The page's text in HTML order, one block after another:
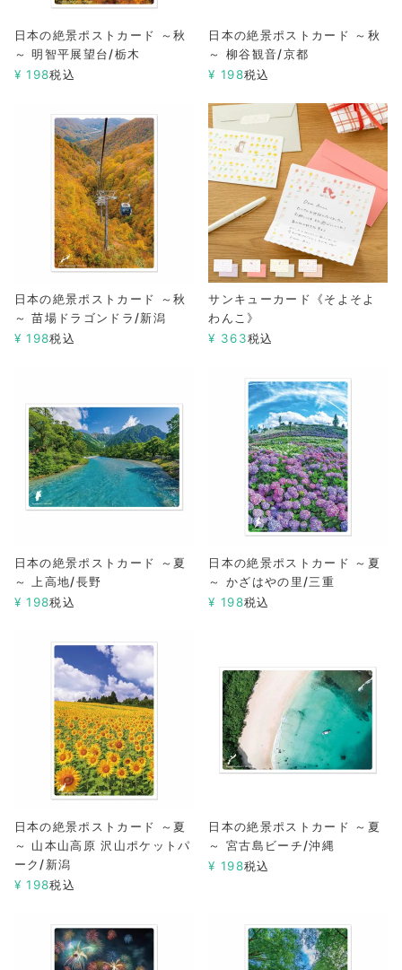
日本の絶景ポストカード ～秋
～ 明智平展望台/栃木
¥ 198税込
日本の絶景ポストカード ～秋
～ 柳谷観音/京都
¥ 198税込
日本の絶景ポストカード ～秋
～ 苗場ドラゴンドラ/新潟
¥ 198税込
サンキューカード《そよそよ
わんこ》
¥ 363税込
日本の絶景ポストカード ～夏
～ 上高地/長野
¥ 198税込
日本の絶景ポストカード ～夏
～ かざはやの里/三重
¥ 198税込
日本の絶景ポストカード ～夏
～ 山本山高原 沢山ポケットパ
ーク/新潟
¥ 198税込
日本の絶景ポストカード ～夏
～ 宮古島ビーチ/沖縄
¥ 198税込